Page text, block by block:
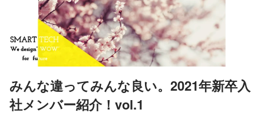
みんな違ってみんな良い。2021年新卒入
社メンバー紹介！vol.1